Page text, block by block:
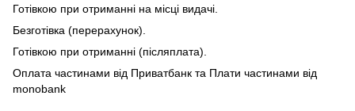
Готівкою при отриманні на місці видачі.
Безготівка (перерахунок).
Готівкою при отриманні (післяплата).
Оплата частинами від Приватбанк та Плати частинами від
monobank